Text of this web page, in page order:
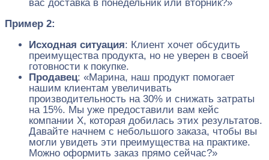
вас доставка в понедельник или вторник?»
Пример 2:
Исходная ситуация: Клиент хочет обсудить
преимущества продукта, но не уверен в своей
готовности к покупке.
Продавец: «Марина, наш продукт помогает
нашим клиентам увеличивать
производительность на 30% и снижать затраты
на 15%. Мы уже предоставили вам кейс
компании Х, которая добилась этих результатов.
Давайте начнем с небольшого заказа, чтобы вы
могли увидеть эти преимущества на практике.
Можно оформить заказ прямо сейчас?»